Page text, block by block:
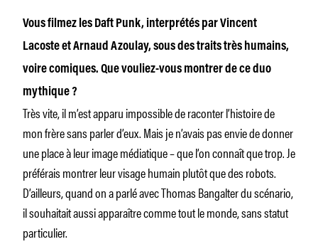
Vous filmez les Daft Punk, interprétés par Vincent
Lacoste et Arnaud Azoulay, sous des traits très humains,
voire comiques. Que vouliez-vous montrer de ce duo
mythique ?
Très vite, il m’est apparu impossible de raconter l’histoire de
mon frère sans parler d’eux. Mais je n’avais pas envie de donner
une place à leur image médiatique – que l’on connaît que trop. Je
préférais montrer leur visage humain plutôt que des robots.
D’ailleurs, quand on a parlé avec Thomas Bangalter du scénario,
il souhaitait aussi apparaître comme tout le monde, sans statut
particulier.